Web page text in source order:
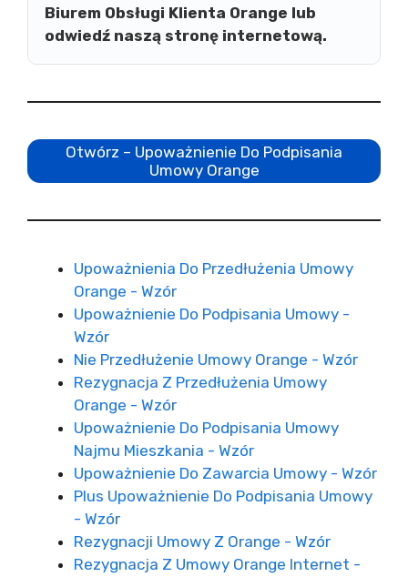
Biurem Obsługi Klienta Orange lub
odwiedź naszą stronę internetową.
Otwórz – Upoważnienie Do Podpisania
Umowy Orange
Upoważnienia Do Przedłużenia Umowy
Orange - Wzór
Upoważnienie Do Podpisania Umowy -
Wzór
Nie Przedłużenie Umowy Orange - Wzór
Rezygnacja Z Przedłużenia Umowy
Orange - Wzór
Upoważnienie Do Podpisania Umowy
Najmu Mieszkania - Wzór
Upoważnienie Do Zawarcia Umowy - Wzór
Plus Upoważnienie Do Podpisania Umowy
- Wzór
Rezygnacji Umowy Z Orange - Wzór
Rezygnacja Z Umowy Orange Internet -